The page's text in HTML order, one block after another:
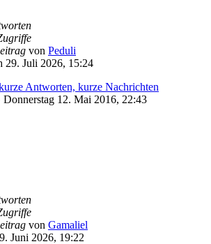
von Peduli
29. Juli 2026, 15:24
Antworten, kurze Nachrichten
Donnerstag 12. Mai 2016, 22:43
von Gamaliel
Juni 2026, 19:22